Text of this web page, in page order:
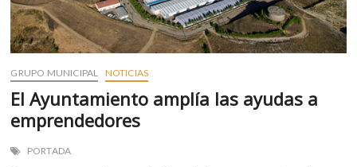
GRUPO MUNICIPAL NOTICIAS
El Ayuntamiento amplía las ayudas a
emprendedores
PORTADA